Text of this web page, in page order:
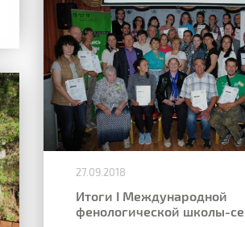
27.09.2018
Итоги I Международной
фенологической школы-